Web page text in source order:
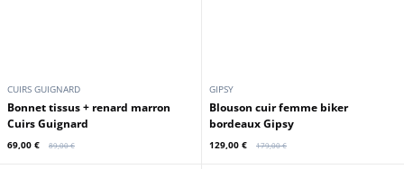
CUIRS GUIGNARD
Bonnet tissus + renard marron
Cuirs Guignard
69,00 € 89,00 €
GIPSY
Blouson cuir femme biker
bordeaux Gipsy
129,00 € 179,00 €